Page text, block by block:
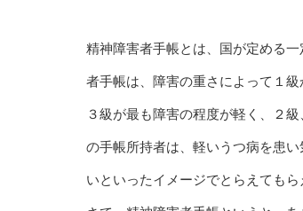
精神障害者手帳とは、国が定める
者手帳は、障害の重さによって１
３級が最も障害の程度が軽く、２
の手帳所持者は、軽いうつ病を患
いといったイメージでとらえてもら